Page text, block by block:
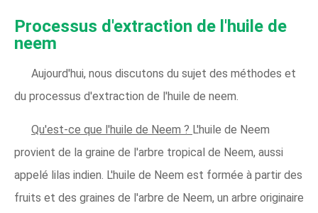
Processus d'extraction de l'huile de
neem
Aujourd'hui, nous discutons du sujet des méthodes et
du processus d'extraction de l'huile de neem.
Qu'est-ce que l'huile de Neem ? L'huile de Neem
provient de la graine de l'arbre tropical de Neem, aussi
appelé lilas indien. L'huile de Neem est formée à partir des
fruits et des graines de l'arbre de Neem, un arbre originaire